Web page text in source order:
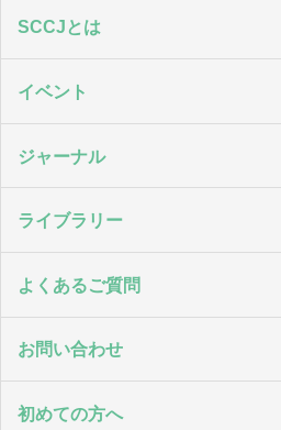
SCCJとは
イベント
ジャーナル
ライブラリー
よくあるご質問
お問い合わせ
初めての方へ